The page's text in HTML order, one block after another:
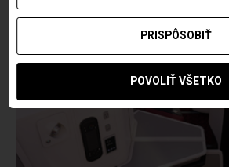
PRISPÔSOBIŤ
POVOLIŤ VŠETKO